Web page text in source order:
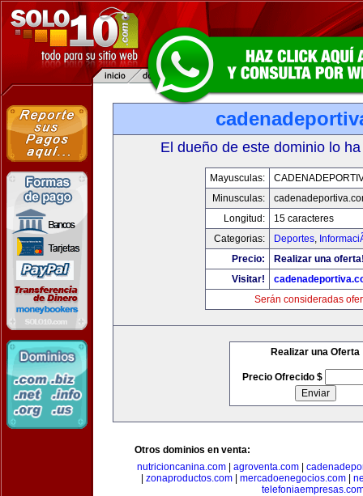
El dueño de este dominio lo
Mayusculas:
Minusculas:
Longitud:
15 caracteres
Categorias:
Deportes,
Precio:
Realizar una
Visitar!
Serán consideradas
Realizar una Oferta
Precio Ofrecido $
Otros dominios en venta:
nutricioncanina.com| agroventa.com|
zonaproductos.com mercadoenegocios.com